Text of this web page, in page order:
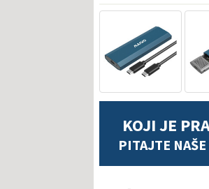
KOJI JE
PITAJTE